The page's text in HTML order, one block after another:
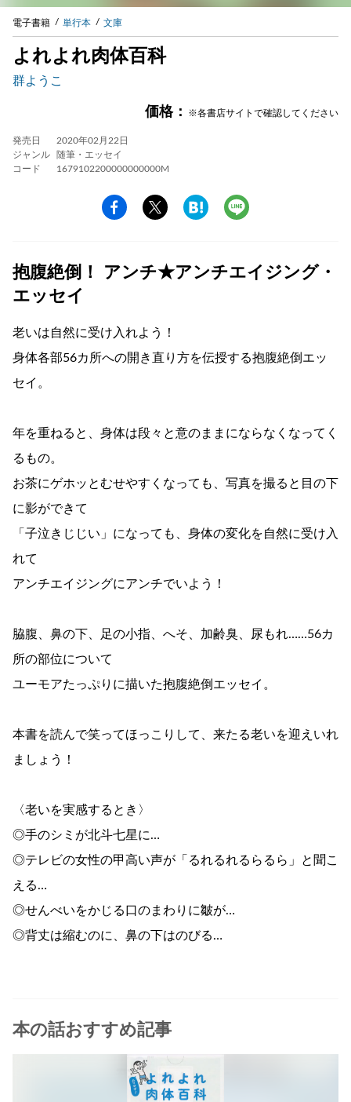
電子書籍 単行本 文庫
よれよれ肉体百科
群ようこ
価格： ※各書店サイトで確認してください
発売日
2020年02月22日
ジャンル
随筆・エッセイ
コード
1679102200000000000M
抱腹絶倒！ アンチ★アンチエイジング・
エッセイ
老いは自然に受け入れよう！
身体各部56カ所への開き直り方を伝授する抱腹絶倒エッ
セイ。
年を重ねると、身体は段々と意のままにならなくなってく
るもの。
お茶にゲホッとむせやすくなっても、写真を撮ると目の下
に影ができて
「子泣きじじい」になっても、身体の変化を自然に受け入
れて
アンチエイジングにアンチでいよう！
脇腹、鼻の下、足の小指、へそ、加齢臭、尿もれ……56カ
所の部位について
ユーモアたっぷりに描いた抱腹絶倒エッセイ。
本書を読んで笑ってほっこりして、来たる老いを迎えいれ
ましょう！
〈老いを実感するとき〉
◎手のシミが北斗七星に…
◎テレビの女性の甲高い声が「るれるれるらるら」と聞こ
える…
◎せんべいをかじる口のまわりに皺が…
◎背丈は縮むのに、鼻の下はのびる…
本の話おすすめ記事